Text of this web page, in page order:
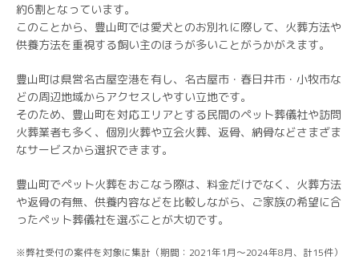
約6割となっています。
このことから、豊山町では愛犬とのお別れに際して、火葬方法や
供養方法を重視する飼い主のほうが多いことがうかがえます。
豊山町は県営名古屋空港を有し、名古屋市・春日井市・小牧市な
どの周辺地域からアクセスしやすい立地です。
そのため、豊山町を対応エリアとする民間のペット葬儀社や訪問
火葬業者も多く、個別火葬や立会火葬、返骨、納骨などさまざま
なサービスから選択できます。
豊山町でペット火葬をおこなう際は、料金だけでなく、火葬方法
や返骨の有無、供養内容などを比較しながら、ご家族の希望に合
ったペット葬儀社を選ぶことが大切です。
※弊社受付の案件を対象に集計（期間：2021年1月～2024年8月、計15件）